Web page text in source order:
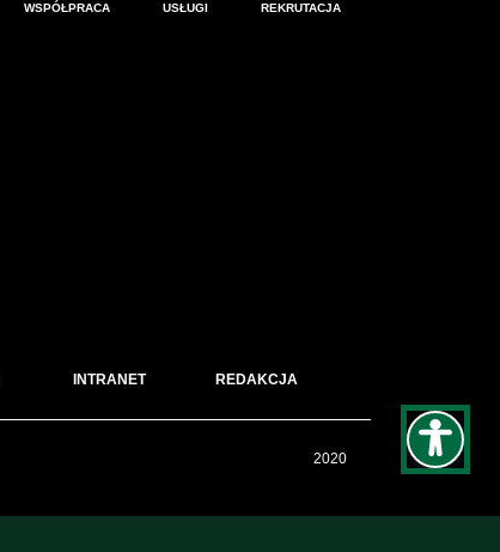
WSPÓŁPRACA USŁUGI REKRUTACJA
INTRANET REDAKCJA
2020